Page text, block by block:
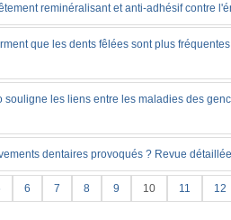
reminéralisant et anti-adhésif contre
que les dents fêlées sont plus
souligne les liens entre les maladies des
dentaires provoqués ? Revue
6 7 8 9 10 11 12